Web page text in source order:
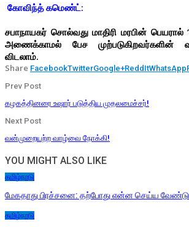
கோவிந்த் கமெண்ட்:
சபாநாயகர் சொல்வது மாதிரி மரபின் பெயரால்
அணைக்காமல் பேச முற்படுகிறவர்களின்
விடலாம்.
Share FacebookTwitterGoogle+ReddItWhatsApp
Prev Post
கழகத்தினரை உஷார் படுத்திய முதலமைச்சர்!
Next Post
வன்முறையற்ற வாழ்வை நோக்கி!
YOU MIGHT ALSO LIKE
தமிழ்நாடு
மேகதாது பிரச்சனை: தற்போது என்ன செய்ய
தமிழ்நாடு